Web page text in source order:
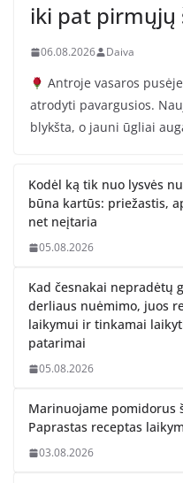
iki pat pirmųjų
06.08.2026 Daiva
Antroje vasaros
atrodyti pavargusios.
blykšta, o jauni ūgliai
Kodėl ką tik nuo lysvės
būna kartūs: priežastis,
net neįtaria
05.08.2026
Kad česnakai nepradėtų
derliaus nuėmimo, juos
laikymui ir tinkamai
patarimai
05.08.2026
Marinuojame pomidorus
Paprastas receptas
03.08.2026